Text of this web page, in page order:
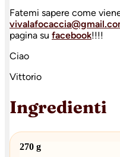
Fatemi sapere come
pagina su facebook!!!!
Ciao
Vittorio
Ingredienti
270 g